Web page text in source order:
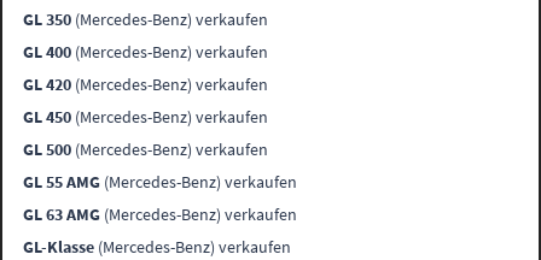
GL 350 (Mercedes-Benz) verkaufen
GL 400 (Mercedes-Benz) verkaufen
GL 420 (Mercedes-Benz) verkaufen
GL 450 (Mercedes-Benz) verkaufen
GL 500 (Mercedes-Benz) verkaufen
GL 55 AMG (Mercedes-Benz) verkaufen
GL 63 AMG (Mercedes-Benz) verkaufen
GL-Klasse (Mercedes-Benz) verkaufen